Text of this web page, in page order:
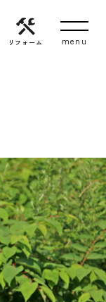
リフォーム